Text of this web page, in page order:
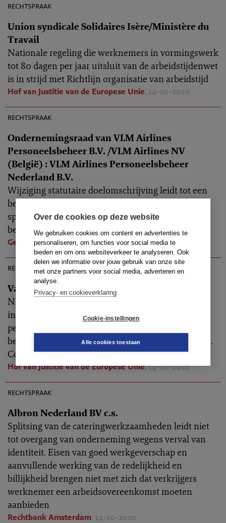
Over de cookies op deze website
We gebruiken cookies om content en advertenties te
personaliseren, om functies voor social media te
bieden en om ons websiteverkeer te analyseren. Ook
delen we informatie over jouw gebruik van onze site
met onze partners voor social media, adverteren en
analyse.
Privacy- en cookieverklaring
Cookie-instellingen
Alle cookies toestaan
rechtspraak
Union syndicale Solidaires Isère/Ministère du
Travail
Nationale regeling die werknemers in vormingswerk
tot 80 dagen per jaar uitsluit van de arbeidstijdenwet
is in strijd met Richtlijn organisatie van arbeidstijd
Hof van Justitie van de Europese Unie, 14-10-2010
rechtspraak
Ondernemingsraad van VLM Airlines
Personeelsbeheer B.V. /VLM Airlines NV
(België) : VLM Airlines Personeelsbeheer
Nederland B.V.
Wijziging statutaire doelomschrijving leidt tot een
belangrijke wijziging van de bedrijfsactiviteit zodat
sprake is van een adviesplichtig voorgenomen
besluit. Medezeggenschap
Gerechtshof Amsterdam, 14-10-2010
rechtspraak
AR 2010-0887
Van Delft c.s./College voor zorgverzekeringen
Niet-ingezetene Nederlandse staatsburger dient
inhouding krachtens Zorgverzekeringswet op zijn
pensioen te dulden, tenzij sprake is van ongelijke
behandeling tussen ingezetenen en niet-ingezeten.
Coördinatieverordening Sociale zekerheid
Hof van Justitie van de Europese Unie, 14-10-2010
rechtspraak
Albron Nederland BV c.s.
Splitsing van de cateringwerkzaamheden leidt niet
tot overgang van onderneming wegens verval van
identiteit. Eisen van goed werkgeverschap en
aanvullende werking van de redelijkheid en
billijkheid brengen niet met zich dat verkrijgers
werknemer een arbeidsovereenkomst moeten
aanbieden
Rechtbank Amsterdam, 14-10-2010